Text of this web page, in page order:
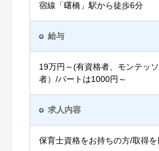
宿線「曙橋」駅から徒歩6分
給与
19万円～(有資格者、モンテッ
者）/パートは1000円～
求人内容
保育士資格をお持ちの方/取得